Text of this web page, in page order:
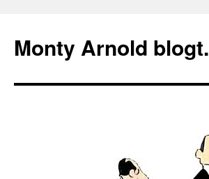
springen
Monty Arnold blogt.